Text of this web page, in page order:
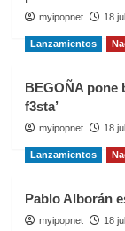
myipopnet 18
Lanzamientos
BEGOÑA pone
f3sta’
myipopnet 18
Lanzamientos
Pablo Alborán
myipopnet 18